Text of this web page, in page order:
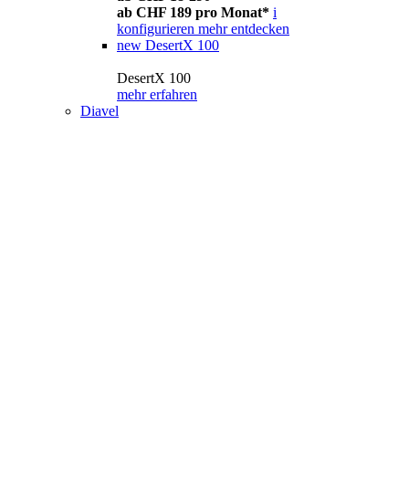
ab CHF 189 pro Monat* i
konfigurieren mehr entdecken
new DesertX 100
DesertX 100
mehr erfahren
Diavel